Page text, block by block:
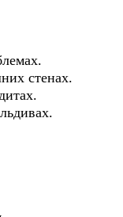
стенах.